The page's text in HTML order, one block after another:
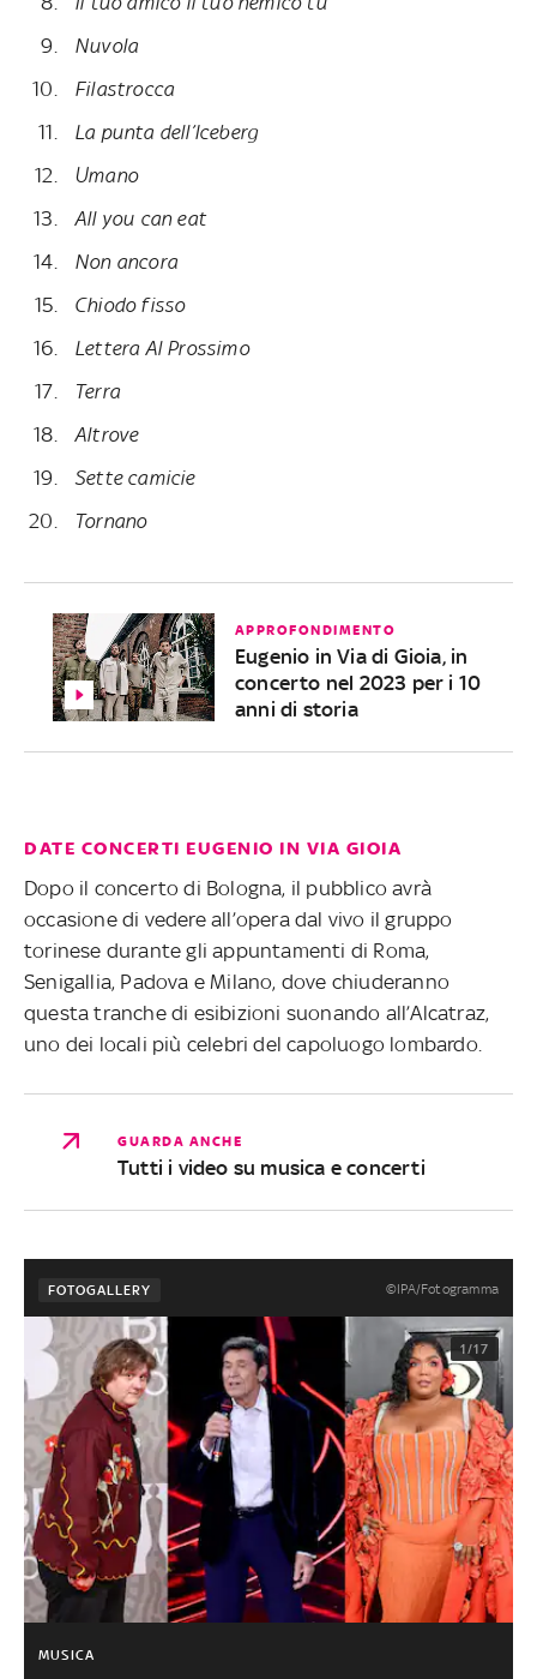
Nuvola
Filastrocca
La punta dell’Iceberg
Umano
All you can eat
Non ancora
Chiodo fisso
Lettera Al Prossimo
Terra
Altrove
Sette camicie
Tornano
APPROFONDIMENTO
Eugenio in Via di Gioia, in
concerto nel 2023 per i 10
anni di storia
DATE CONCERTI EUGENIO IN VIA GIOIA
Dopo il concerto di Bologna, il pubblico avrà
occasione di vedere all’opera dal vivo il gruppo
torinese durante gli appuntamenti di Roma,
Senigallia, Padova e Milano, dove chiuderanno
questa tranche di esibizioni suonando all’Alcatraz,
uno dei locali più celebri del capoluogo lombardo.
GUARDA ANCHE
Tutti i video su musica e concerti
FOTOGALLERY ©IPA/Fotogramma
1/17
MUSICA